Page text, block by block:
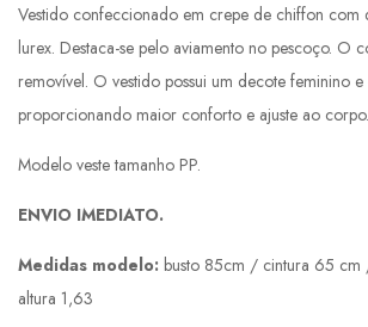
Vestido confeccionado em crepe de chiffon com
lurex. Destaca-se pelo aviamento no pescoço. O
removível. O vestido possui um decote feminino e
proporcionando maior conforto e ajuste ao corpo.
Modelo veste tamanho PP.
ENVIO IMEDIATO.
Medidas modelo: busto 85cm / cintura 65
altura 1,63